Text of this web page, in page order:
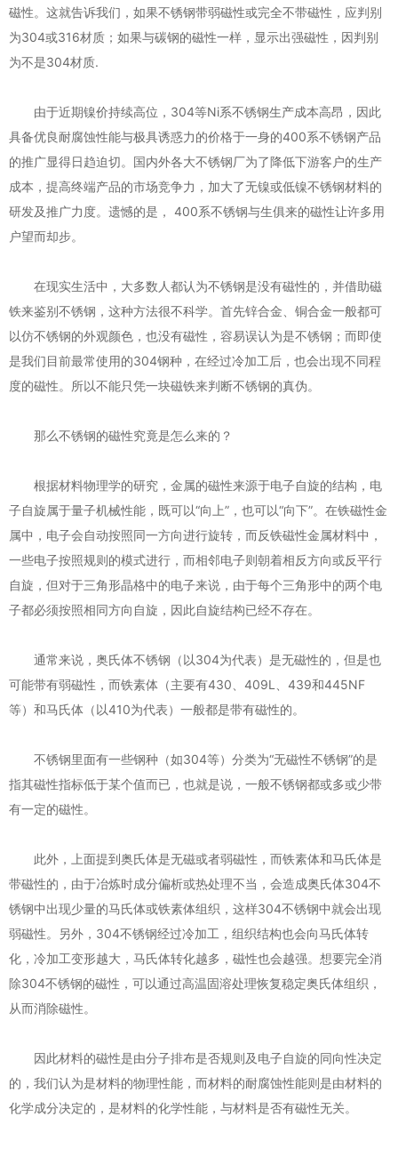
磁性。这就告诉我们，如果不锈钢带弱磁性或完全不带磁性，应判别
为304或316材质；如果与碳钢的磁性一样，显示出强磁性，因判别
为不是304材质.
由于近期镍价持续高位，304等Ni系不锈钢生产成本高昂，因此
具备优良耐腐蚀性能与极具诱惑力的价格于一身的400系不锈钢产品
的推广显得日趋迫切。国内外各大不锈钢厂为了降低下游客户的生产
成本，提高终端产品的市场竞争力，加大了无镍或低镍不锈钢材料的
研发及推广力度。遗憾的是， 400系不锈钢与生俱来的磁性让许多用
户望而却步。
在现实生活中，大多数人都认为不锈钢是没有磁性的，并借助磁
铁来鉴别不锈钢，这种方法很不科学。首先锌合金、铜合金一般都可
以仿不锈钢的外观颜色，也没有磁性，容易误认为是不锈钢；而即使
是我们目前最常使用的304钢种，在经过冷加工后，也会出现不同程
度的磁性。所以不能只凭一块磁铁来判断不锈钢的真伪。
那么不锈钢的磁性究竟是怎么来的？
根据材料物理学的研究，金属的磁性来源于电子自旋的结构，电
子自旋属于量子机械性能，既可以“向上”，也可以“向下”。在铁磁性金
属中，电子会自动按照同一方向进行旋转，而反铁磁性金属材料中，
一些电子按照规则的模式进行，而相邻电子则朝着相反方向或反平行
自旋，但对于三角形晶格中的电子来说，由于每个三角形中的两个电
子都必须按照相同方向自旋，因此自旋结构已经不存在。
通常来说，奥氏体不锈钢（以304为代表）是无磁性的，但是也
可能带有弱磁性，而铁素体（主要有430、409L、439和445NF
等）和马氏体（以410为代表）一般都是带有磁性的。
不锈钢里面有一些钢种（如304等）分类为“无磁性不锈钢”的是
指其磁性指标低于某个值而已，也就是说，一般不锈钢都或多或少带
有一定的磁性。
此外，上面提到奥氏体是无磁或者弱磁性，而铁素体和马氏体是
带磁性的，由于冶炼时成分偏析或热处理不当，会造成奥氏体304不
锈钢中出现少量的马氏体或铁素体组织，这样304不锈钢中就会出现
弱磁性。另外，304不锈钢经过冷加工，组织结构也会向马氏体转
化，冷加工变形越大，马氏体转化越多，磁性也会越强。想要完全消
除304不锈钢的磁性，可以通过高温固溶处理恢复稳定奥氏体组织，
从而消除磁性。
因此材料的磁性是由分子排布是否规则及电子自旋的同向性决定
的，我们认为是材料的物理性能，而材料的耐腐蚀性能则是由材料的
化学成分决定的，是材料的化学性能，与材料是否有磁性无关。